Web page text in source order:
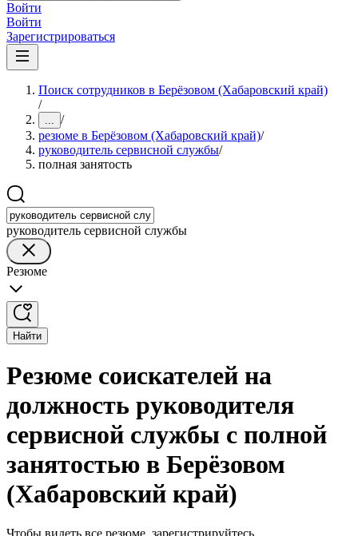
Войти
Войти
Зарегистрироваться
Поиск сотрудников в Берёзовом (Хабаровский край)
/
... /
резюме в Берёзовом (Хабаровский край)/
руководитель сервисной службы/
полная занятость
руководитель сервисной службы
Резюме
Найти
Резюме соискателей на
должность руководителя
сервисной службы с полной
занятостью в Берёзовом
(Хабаровский край)
Чтобы видеть все резюме, зарегистрируйтесь